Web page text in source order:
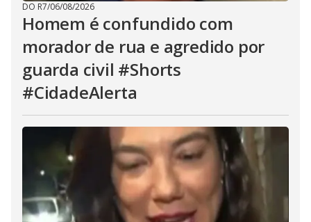
DO R7/06/08/2026
Homem é confundido com
morador de rua e agredido por
guarda civil #Shorts
#CidadeAlerta